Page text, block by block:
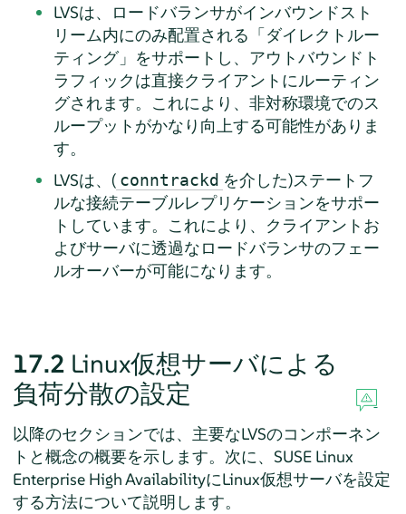
LVSは、ロードバランサがインバウンドスト
リーム内にのみ配置される 「ダイレクトルー
ティング」 をサポートし、アウトバウンドト
ラフィックは直接クライアントにルーティン
グされます。これにより、非対称環境でのス
ループットがかなり向上する可能性がありま
す。
LVSは、( conntrackd を介した)ステートフ
ルな接続テーブルレプリケーションをサポー
トしています。これにより、クライアントお
よびサーバに透過なロードバランサのフェー
ルオーバーが可能になります。
17.2 Linux仮想サーバによる
負荷分散の設定
以降のセクションでは、主要なLVSのコンポーネン
トと概念の概要を示します。次に、SUSE Linux
Enterprise High AvailabilityにLinux仮想サーバを設定
する方法について説明します。